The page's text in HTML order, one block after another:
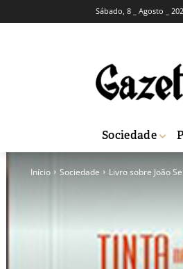
Sábado, 8 _ Agosto _
Sociedade
Início Sociedade Livro sobre João